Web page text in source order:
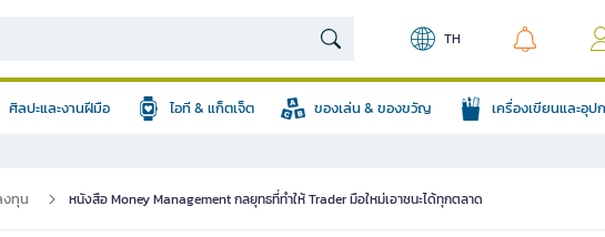
TH
ศิลปะและงานฝีมือ ไอที & แก็ตเจ็ต ของเล่น & ของขวัญ เครื่องเขียนและอุ
งทุน หนังสือ Money Management กลยุทธที่ทำให้ Trader มือใหม่เอาชนะได้ทุกตลาด